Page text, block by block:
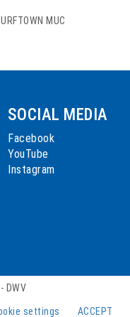
SOCIAL MEDIA
Facebook
YouTube
Instagram
DWV
settings ACCEPT